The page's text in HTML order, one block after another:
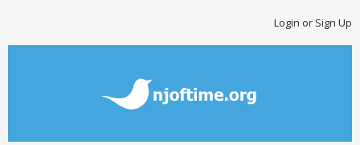
Login or Sign Up